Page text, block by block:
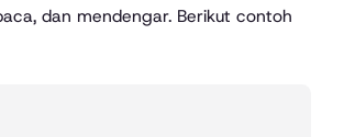
dan mendengar. Berikut contoh